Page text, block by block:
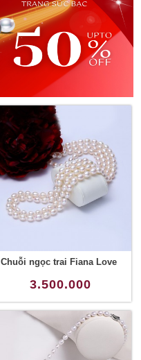
Chuỗi ngọc trai Fiana Love
3.500.000